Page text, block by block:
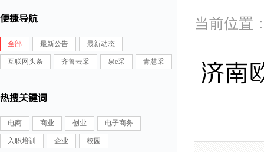
便捷导航
全部 最新公告 最新动态
互联网头条 齐鲁云采 泉e采 青慧采
热搜关键词
电商 商业 创业 电子商务
入职培训 企业 校园
济南